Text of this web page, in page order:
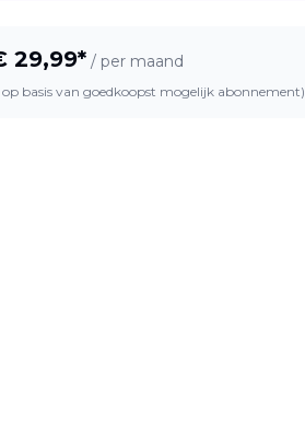
29,99* / per maand
op basis van goedkoopst mogelijk abonnement)